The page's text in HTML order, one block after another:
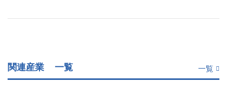
関連産業 一覧 一覧